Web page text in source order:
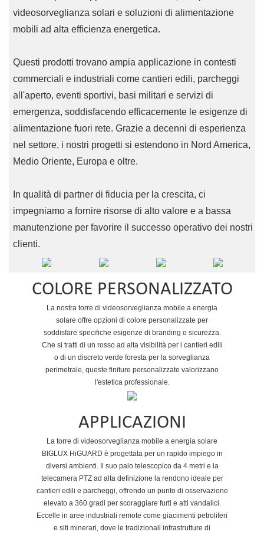
videosorveglianza solari e soluzioni di alimentazione
mobili ad alta efficienza energetica.
Questi prodotti trovano ampia applicazione in contesti
commerciali e industriali come cantieri edili, parcheggi
all'aperto, eventi sportivi, basi militari e servizi di
emergenza, soddisfacendo efficacemente le esigenze di
alimentazione fuori rete. Grazie a decenni di esperienza
nel settore, i nostri progetti si estendono in Nord America,
Medio Oriente, Europa e oltre.
In qualità di partner di fiducia per la crescita, ci
impegniamo a fornire risorse di alto valore e a bassa
manutenzione per favorire il successo operativo dei nostri
clienti.
COLORE PERSONALIZZATO
La nostra torre di videosorveglianza mobile a energia
solare offre opzioni di colore personalizzate per
soddisfare specifiche esigenze di branding o sicurezza.
Che si tratti di un rosso ad alta visibilità per i cantieri edili
o di un discreto verde foresta per la sorveglianza
perimetrale, queste finiture personalizzate valorizzano
l'estetica professionale.
APPLICAZIONI
La torre di videosorveglianza mobile a energia solare
BIGLUX HiGUARD è progettata per un rapido impiego in
diversi ambienti. Il suo palo telescopico da 4 metri e la
telecamera PTZ ad alta definizione la rendono ideale per
cantieri edili e parcheggi, offrendo un punto di osservazione
elevato a 360 gradi per scoraggiare furti e atti vandalici.
Eccelle in aree industriali remote come giacimenti petroliferi
e siti minerari, dove le tradizionali infrastrutture di